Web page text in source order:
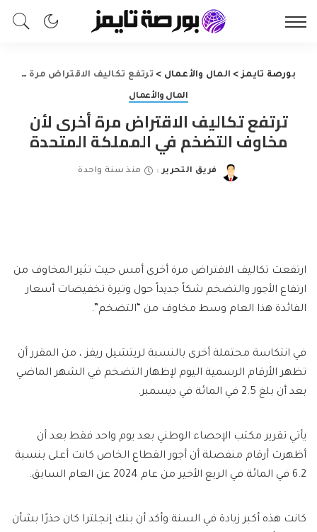
بورصة تايمز> المال والأعمال > ترتفع تكاليف الاقتراض مرة أخرى لأن مخاوف التضخم في المملكة المتحدة
المال والأعمال
ترتفع تكاليف الاقتراض مرة أخرى لأن
مخاوف التضخم في المملكة المتحدة
Posted
فريق التحرير منذ سنة واحدة
ارتفعت تكاليف الاقتراض مرة أخرى أمس حيث تثير المخاوف من
ارتفاع الأجور والتضخم شكاً جديداً حول وتيرة تخفيضات أسعار
الفائدة هذا العام وسط مخاوف من “التضخم”.
في انتكاسة محتملة أخرى بالنسبة لريتشيل ريفز ، من المقرر أن
تظهر الأرقام الرسمية اليوم لإظهار التضخم في الشهر الماضي
بعد أن بلغ 2.5 في المائة في ديسمبر.
يأتي تقرير مكتب الإحصاء الوطني بعد يوم واحد فقط بعد أن
أظهرت أرقام منفصلة أن أجور القطاع الخاص كانت أعلى بنسبة
6.2 في المائة في الربع الأخير من عام 2024 عن العام السابق.
كانت هذه أكبر زيادة في السنة وأكد أن بنك إنجلترا كان حذرًا بشأن